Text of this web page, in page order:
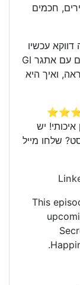
חכמים
עכשיו
ישראל זקוקה ל"איירון מן" משלה? וגם נסיים עם אתגר GI
ואיך היא
איכותי! יש
שלחו מייל
* This